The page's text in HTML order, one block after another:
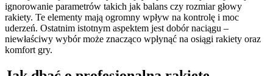
ignorowanie parametrów takich jak balans czy rozmiar głowy
rakiety. Te elementy mają ogromny wpływ na kontrolę i moc
uderzeń. Ostatnim istotnym aspektem jest dobór naciągu –
niewłaściwy wybór może znacząco wpłynąć na osiągi rakiety oraz
komfort gry.